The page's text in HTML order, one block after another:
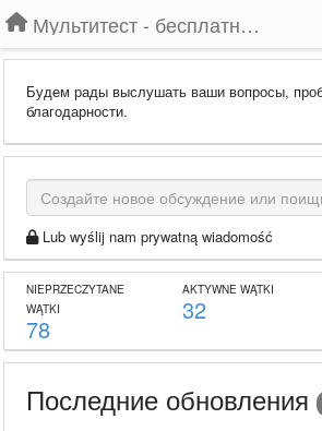
Мультитест - бесплатный подбор провайдера по адресу
Будем рады выслушать ваши вопросы,
благодарности.
Lub wyślij nam prywatną wiadomość
NIEPRZECZYTANE
WĄTKI
78
AKTYWNE WĄTKI
32
Последние обновления